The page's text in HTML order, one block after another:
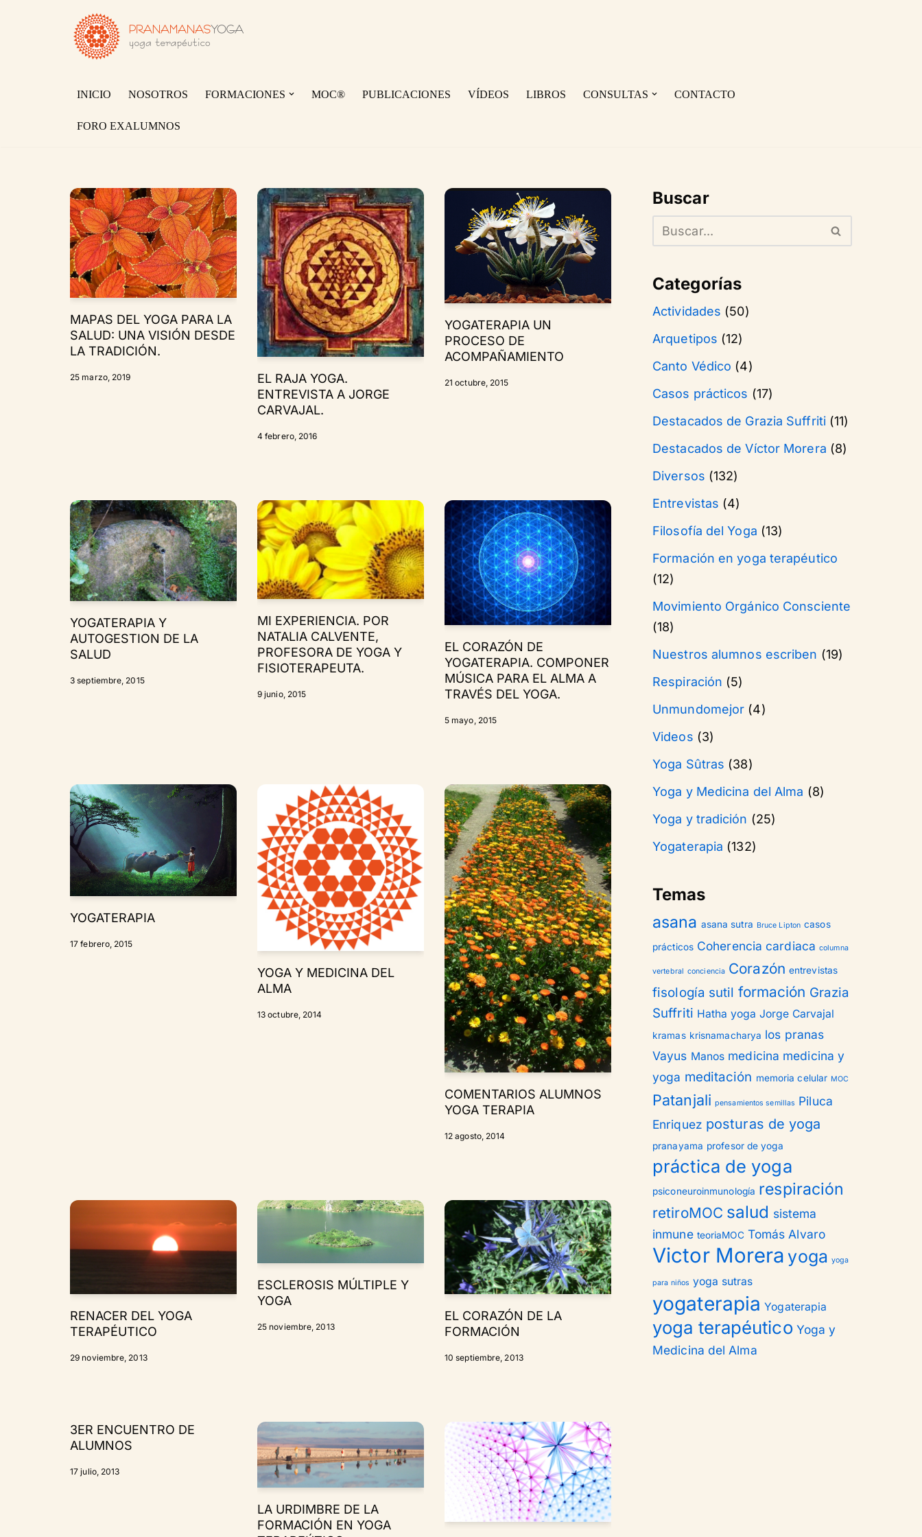
INICIO NOSOTROS FORMACIONES MOC® PUBLICACIONES VÍDEOS LIBROS CONSULTAS CONTACTO
FORO EXALUMNOS
MAPAS DEL YOGA PARA LA
SALUD: UNA VISIÓN DESDE
LA TRADICIÓN.
25 marzo, 2019
EL RAJA YOGA.
ENTREVISTA A JORGE
CARVAJAL.
4 febrero, 2016
YOGATERAPIA UN
PROCESO DE
ACOMPAÑAMIENTO
21 octubre, 2015
YOGATERAPIA Y
AUTOGESTION DE LA
SALUD
3 septiembre, 2015
MI EXPERIENCIA. POR
NATALIA CALVENTE,
PROFESORA DE YOGA Y
FISIOTERAPEUTA.
9 junio, 2015
EL CORAZÓN DE
YOGATERAPIA. COMPONER
MÚSICA PARA EL ALMA A
TRAVÉS DEL YOGA.
5 mayo, 2015
YOGATERAPIA
17 febrero, 2015
YOGA Y MEDICINA DEL
ALMA
13 octubre, 2014
COMENTARIOS ALUMNOS
YOGA TERAPIA
12 agosto, 2014
RENACER DEL YOGA
TERAPÉUTICO
29 noviembre, 2013
ESCLEROSIS MÚLTIPLE Y
YOGA
25 noviembre, 2013
EL CORAZÓN DE LA
FORMACIÓN
10 septiembre, 2013
3ER ENCUENTRO DE
ALUMNOS
17 julio, 2013
LA URDIMBRE DE LA
FORMACIÓN EN YOGA
Buscar
Categorías
Actividades (50)
Arquetipos (12)
Canto Védico (4)
Casos prácticos (17)
Destacados de Grazia Suffriti(11)
Destacados de Víctor Morera (8)
Diversos (132)
Entrevistas (4)
Filosofía del Yoga (13)
Formación en yoga terapéutico
(12)
Movimiento Orgánico Consciente
(18)
Nuestros alumnos escriben (19)
Respiración (5)
Unmundomejor (4)
Videos (3)
Yoga Sûtras (38)
Yoga y Medicina del Alma (8)
Yoga y tradición (25)
Yogaterapia (132)
Temas
asana asana sutra Bruce Lipton casos
prácticos Coherencia cardiaca columna
vertebral conciencia Corazón entrevistas
fisología sutil formación Grazia
Suffriti Hatha yoga Jorge Carvajal
kramas krisnamacharya los pranas
Vayus Manos medicina medicina y
yoga meditación memoria celular MOC
Patanjali pensamientos semillas Piluca
Enriquez posturas de yoga
pranayama profesor de yoga
práctica de yoga
psiconeuroinmunología respiración
retiroMOC salud sistema
inmune teoriaMOC Tomás Alvaro
Victor Morera yoga yoga
para niños yoga sutras
yogaterapia Yogaterapia
yoga terapéutico Yoga y
Medicina del Alma